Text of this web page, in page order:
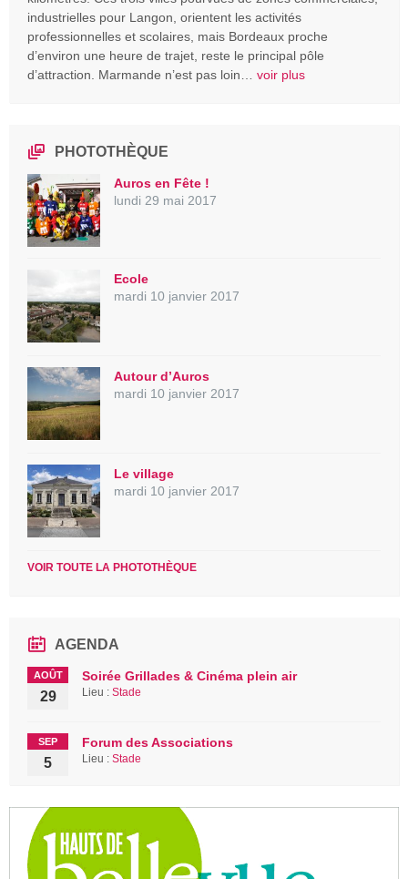
industrielles pour Langon, orientent les activités
professionnelles et scolaires, mais Bordeaux proche
d’environ une heure de trajet, reste le principal pôle
d’attraction. Marmande n’est pas loin… voir plus
PHOTOTHÈQUE
Auros en Fête !
lundi 29 mai 2017
Ecole
mardi 10 janvier 2017
Autour d’Auros
mardi 10 janvier 2017
Le village
mardi 10 janvier 2017
VOIR TOUTE LA PHOTOTHÈQUE
AGENDA
AOÛT
29
Soirée Grillades & Cinéma plein air
Lieu : Stade
SEP
5
Forum des Associations
Lieu : Stade